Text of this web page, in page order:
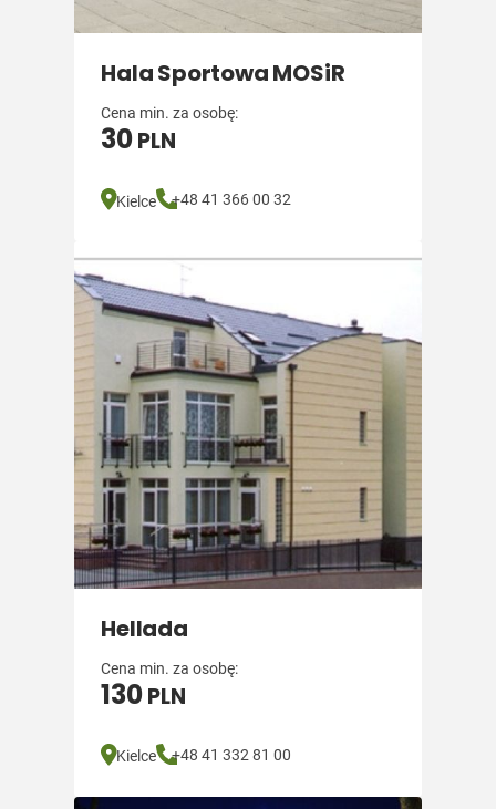
Hala Sportowa MOSiR
Cena min. za osobę:
30PLN
Kielce +48 41 366 00 32
Hellada
Cena min. za osobę:
130PLN
Kielce +48 41 332 81 00